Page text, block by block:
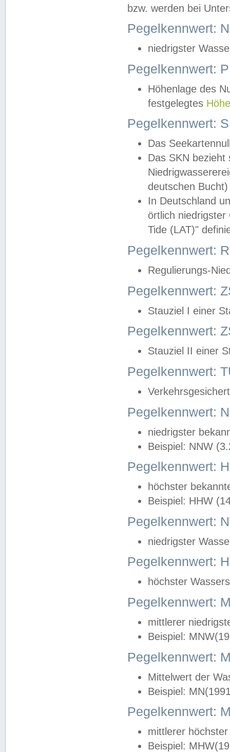
bzw. werden bei
Pegelkennwert:
niedrigster
Pegelkennwert:
Höhenlage des
festgelegtes
Pegelkennwert:
Das
Das SKN
deutschen
In Deutschland
örtlich
Tide (LAT)"
Pegelkennwert:
Regulierungs-
Pegelkennwert:
Stauziel I einer
Pegelkennwert:
Stauziel II einer
Pegelkennwert:
Pegelkennwert:
niedrigster
Beispiel: NNW
Pegelkennwert:
höchster
Beispiel: HHW
Pegelkennwert:
niedrigster
Pegelkennwert:
höchster
Pegelkennwert:
mittlerer
Beispiel:
Pegelkennwert:
Mittelwert der
Beispiel:
Pegelkennwert:
mittlerer
Beispiel: